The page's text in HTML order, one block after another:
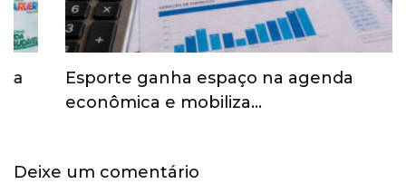
Esporte ganha espaço na agenda
econômica e mobiliza…
Deixe um comentário